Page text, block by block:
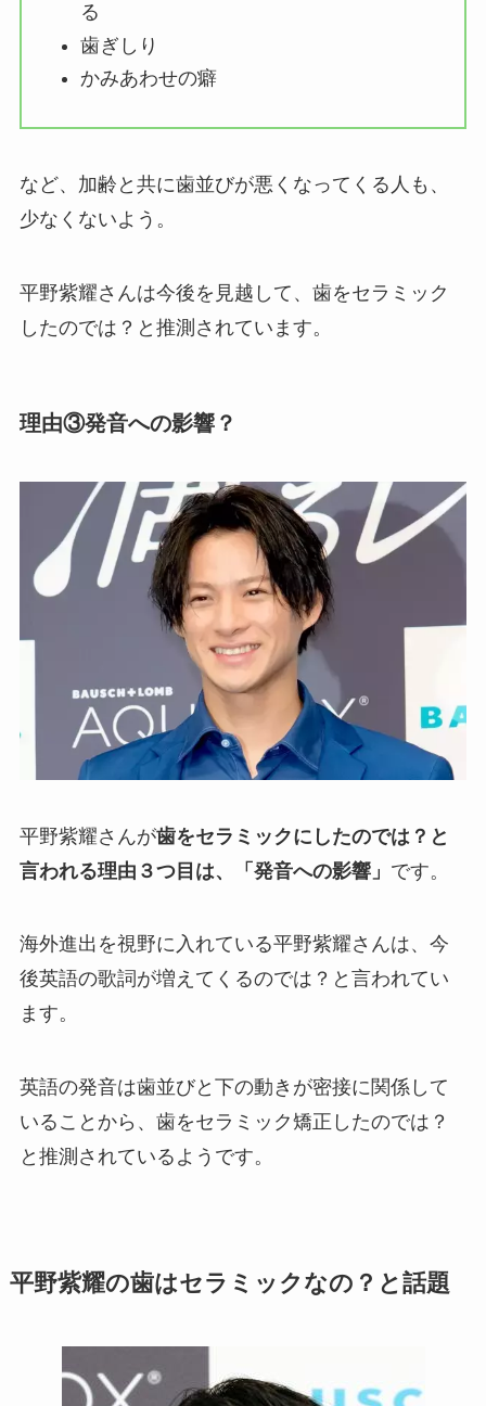
る
歯ぎしり
かみあわせの癖
など、加齢と共に歯並びが悪くなってくる人も、
少なくないよう。
平野紫耀さんは今後を見越して、歯をセラミック
したのでは？と推測されています。
理由③発音への影響？
平野紫耀さんが歯をセラミックにしたのでは？と
言われる理由３つ目は、「発音への影響」 です。
海外進出を視野に入れている平野紫耀さんは、今
後英語の歌詞が増えてくるのでは？と言われてい
ます。
英語の発音は歯並びと下の動きが密接に関係して
いることから、歯をセラミック矯正したのでは？
と推測されているようです。
平野紫耀の歯はセラミックなの？と話題